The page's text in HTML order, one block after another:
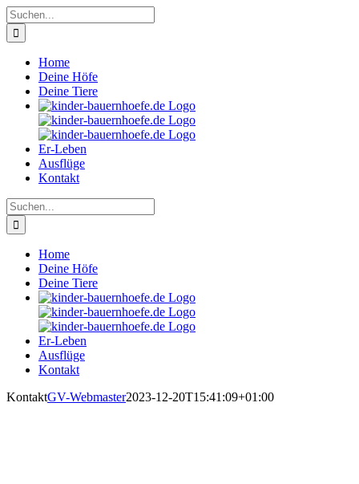
Zum
Inhalt
springen
Suche
nach:
Home
Deine Höfe
Deine Tiere
Er-Leben
Ausflüge
Kontakt
Suche
nach:
Home
Deine Höfe
Deine Tiere
Er-Leben
Ausflüge
Kontakt
KontaktGV-Webmaster2023-12-20T15:41:09+01:00